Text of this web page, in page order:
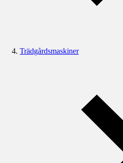
Trädgårdsmaskiner